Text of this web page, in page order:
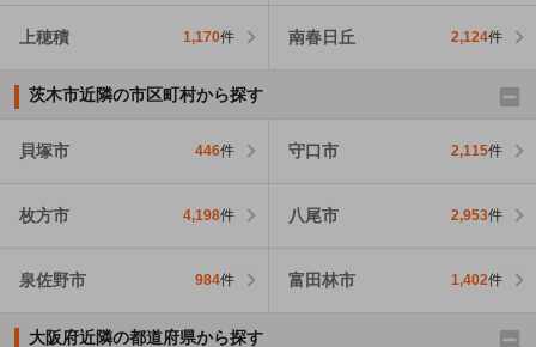
上穂積 1,170件 南春日丘 2,124件
茨木市近隣の市区町村から探す
貝塚市 446件 守口市 2,115件
枚方市 4,198件 八尾市 2,953件
泉佐野市 984件 富田林市 1,402件
大阪府近隣の都道府県から探す